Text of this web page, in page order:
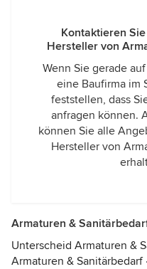
Kontaktieren
Hersteller von
Wenn Sie gerade
eine Baufirma im
feststellen, dass
anfragen können.
können Sie alle
Hersteller von
Armaturen &
Unterscheid Armaturen &
Armaturen & Sanitärbedarf·